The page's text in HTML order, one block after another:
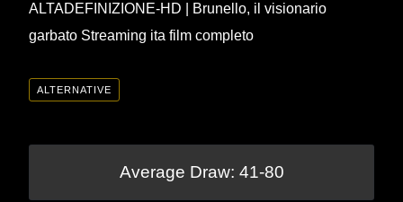
ALTADEFINIZIONE-HD | Brunello, il visionario
garbato Streaming ita film completo
ALTERNATIVE
Average Draw: 41-80